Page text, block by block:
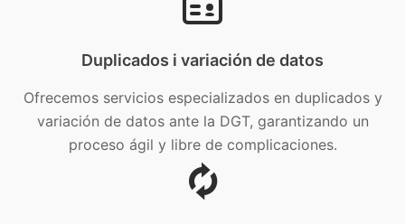
Duplicados i variación de datos
Ofrecemos servicios especializados en duplicados y
variación de datos ante la DGT, garantizando un
proceso ágil y libre de complicaciones.